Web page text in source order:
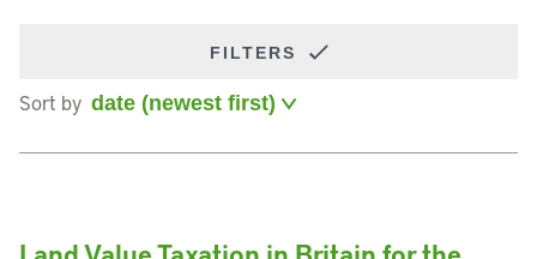
FILTERS
Sort by